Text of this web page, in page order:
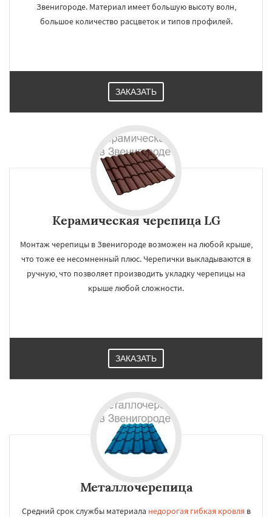
Звенигороде. Материал имеет большую высоту волн,
большое количество расцветок и типов профилей.
ЗАКАЗАТЬ
Керамическая черепица LG
Монтаж черепицы в Звенигороде возможен на любой крыше,
что тоже ее несомненный плюс. Черепички выкладываются в
ручную, что позволяет производить укладку черепицы на
крыше любой сложности.
ЗАКАЗАТЬ
Металлочерепица
Средний срок службы материала недорогая гибкая кровля в